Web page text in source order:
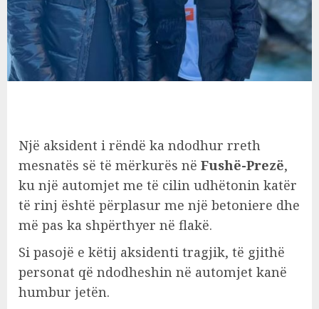
Një aksident i rëndë ka ndodhur rreth
mesnatës së të mërkurës në Fushë-Prezë,
ku një automjet me të cilin udhëtonin katër
të rinj është përplasur me një betoniere dhe
më pas ka shpërthyer në flakë.
Si pasojë e këtij aksidenti tragjik, të gjithë
personat që ndodheshin në automjet kanë
humbur jetën.